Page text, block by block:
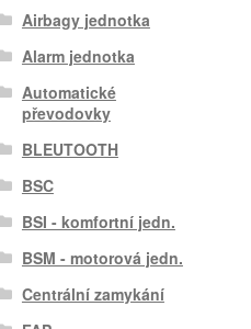
Airbagy jednotka
Alarm jednotka
Automatické
převodovky
BLEUTOOTH
BSC
BSI - komfortní jedn.
BSM - motorová jedn.
Centrální zamykání